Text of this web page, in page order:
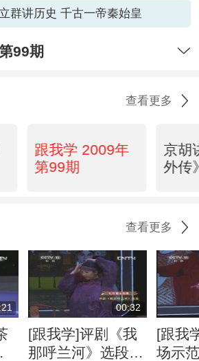
群讲历史 千古一帝秦始皇
99期
查看更多
跟我学 2009年
第99期
京胡
外传
查看更多
00:32
[跟我学]评剧《我
那呼兰河》选段
[跟我
场示